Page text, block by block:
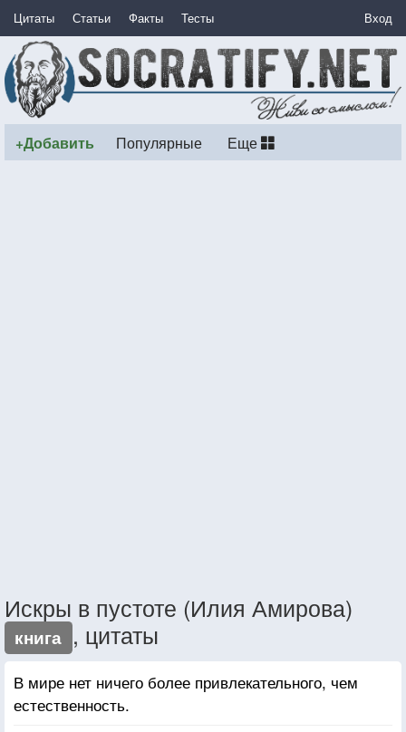
Цитаты Статьи Факты Тесты Вход
+Добавить Популярные Еще
Искры в пустоте (Илия Амирова)
книга , цитаты
В мире нет ничего более привлекательного, чем
естественность.